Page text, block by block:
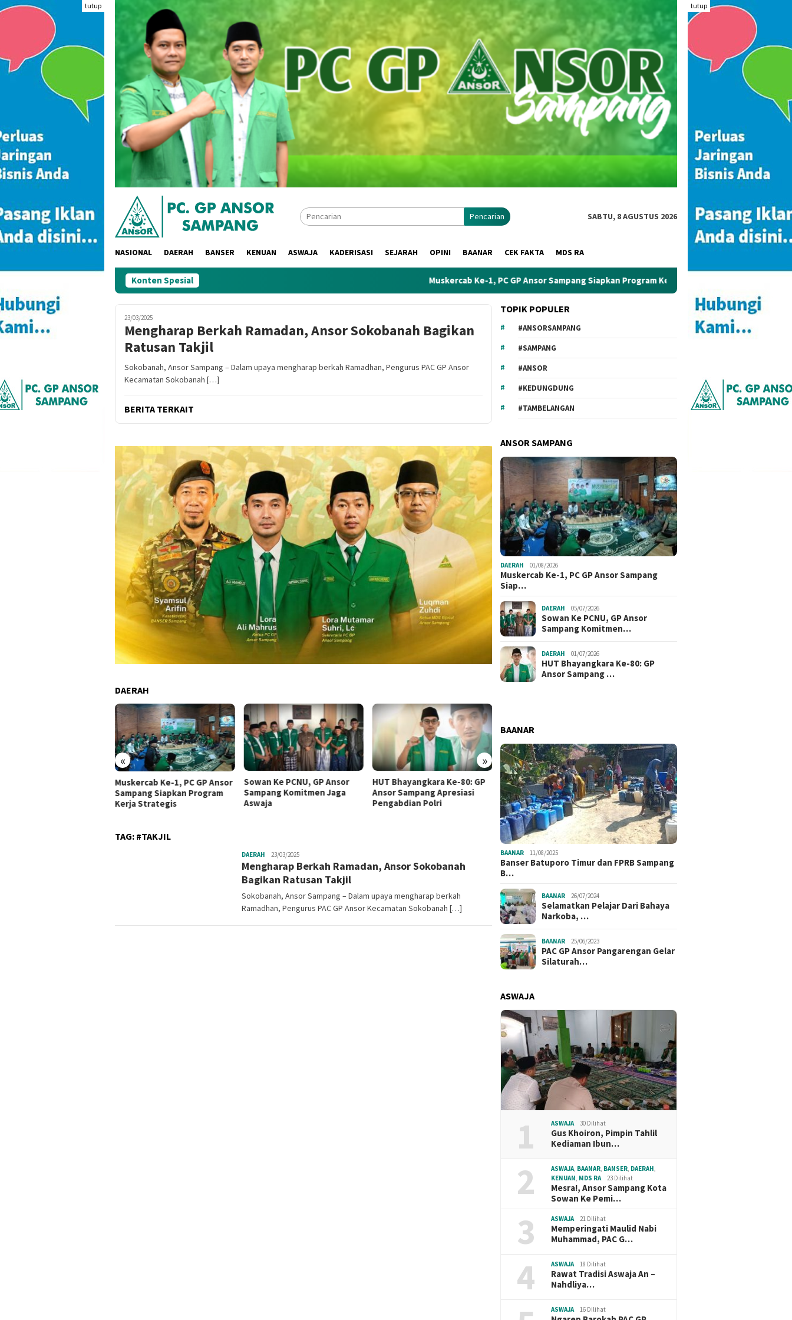
Loncat
tutup tutup
Pencarian SABTU, 8 AGUSTUS 2026
NASIONAL DAERAH BANSER KENUAN ASWAJA KADERISASI SEJARAH OPINI BAANAR CEK FAKTA MDS RA
Konten Spesial Muskercab Ke-1, PC GP Ansor Sampang Siapkan Program Kerja Strategis
23/03/2025
Mengharap Berkah Ramadan, Ansor Sokobanah Bagikan
Ratusan Takjil
Sokobanah, Ansor Sampang – Dalam upaya mengharap berkah Ramadhan, Pengurus PAC GP Ansor
Kecamatan Sokobanah […]
BERITA TERKAIT
DAERAH
« »
Sowan Ke PCNU, GP Ansor
Sampang Komitmen Jaga
Aswaja
HUT Bhayangkara Ke-80: GP
Ansor Sampang Apresiasi
Pengabdian Polri
Ansor Bajrasokah tutup
kegiatan Rutin jelang
Ramadan
PAC GP Ansor Pangarengan
Matangkan PKD, Tegaskan
Transparansi Pendanaan
Muskercab Ke-1, PC GP Ansor
Sampang Siapkan Program
Kerja Strategis
TAG: #TAKJIL
DAERAH Ansor
Sampang
23/03/2025
Mengharap Berkah Ramadan, Ansor Sokobanah
Bagikan Ratusan Takjil
Sokobanah, Ansor Sampang – Dalam upaya mengharap berkah
Ramadhan, Pengurus PAC GP Ansor Kecamatan Sokobanah […]
TOPIK POPULER
#ANSORSAMPANG
#SAMPANG
#ANSOR
#KEDUNGDUNG
#TAMBELANGAN
ANSOR SAMPANG
DAERAH 01/08/2026
Muskercab Ke-1, PC GP Ansor Sampang
Siap…
DAERAH 05/07/2026
Sowan Ke PCNU, GP Ansor
Sampang Komitmen…
DAERAH 01/07/2026
HUT Bhayangkara Ke-80: GP
Ansor Sampang …
BAANAR
BAANAR 11/08/2025
Banser Batuporo Timur dan FPRB Sampang
B…
BAANAR 26/07/2024
Selamatkan Pelajar Dari Bahaya
Narkoba, …
BAANAR 25/06/2023
PAC GP Ansor Pangarengan Gelar
Silaturah…
ASWAJA
1 ASWAJA 30 Dilihat
Gus Khoiron, Pimpin Tahlil
Kediaman Ibun…
2 ASWAJA, BAANAR, BANSER, DAERAH,
KENUAN, MDS RA 23 Dilihat
Mesra!, Ansor Sampang Kota
Sowan Ke Pemi…
3 ASWAJA 21 Dilihat
Memperingati Maulid Nabi
Muhammad, PAC G…
4 ASWAJA 18 Dilihat
Rawat Tradisi Aswaja An –
Nahdliya…
ASWAJA 16 Dilihat